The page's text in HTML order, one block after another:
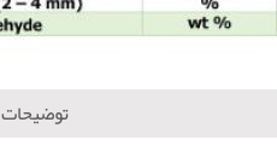
توضیحات